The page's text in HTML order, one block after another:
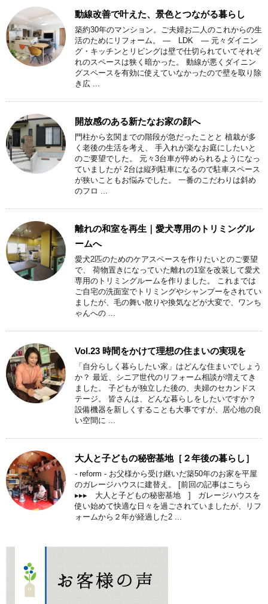
動線改善で叶えた、景色とつながる暮らし
築約30年のマンション。ご夫婦お二人のこれからの生
活のためにリフォーム。 ― LDK ― 元々ダイニン
グ・キッチンとリビングは壁で仕切られていてそれぞ
れのスペースは狭く暗かった。 動線が悪くダイニン
グスペースを有効に使えていなかったので壁を取り除
き広 ...
開放感のある新たなお家の顔へ
門柱から玄関までの階段が急だったことと 植栽が多
く老後の生活を考え、 手入れが楽なお庭にしたいと
のご要望でした。 元々3台車が停められるようになっ
ていましたが 2台は縦列駐車になるので駐車スペース
が狭いこともお悩みでした。 一番のこだわりは斜め
のフロ ...
離れの和室を再生｜愛犬専用のトリミングル
ームへ
愛犬2匹のためのケアスペースを作りたいとのご要望
で、 荷物置きになっていた離れの1室を改装して愛犬
専用のトリミングルームを作りました。 これまでは
ご自宅の洗面室でトリミングやシャンプーをされてい
ましたが、毛の舞い散りや換気などが大変で、ワンち
ゃんへの ...
Vol.23 時間をかけて理想の住まいの実現を
「自分らしく暮らしたい家」はどんな住まいでしょう
か？ 最近、シニア世代のリフォーム相談が増えてき
ました。 子どもが独立した後の、夫婦のセカンドス
テージ。 皆さんは、どんな暮らしをしたいですか？
設備機器を新しくすることも大事ですが、居心地の良
い空間に ...
大人と子どもの秘密基地［２年後の暮らし］
- reform - お父様から受け継いだ築50年のお家を平屋
のガレージハウスに建替え。 [前回の記事はこちら
▸▸▸ 大人と子どもの秘密基地 ] ガレージハウスを
使い始めて快適な日々を過ごされていましたが、リフ
ォームから２年が経過した2 ...